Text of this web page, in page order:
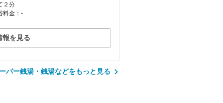
２分
料金：-
報を見る
パー銭湯・銭湯などをもっと見る